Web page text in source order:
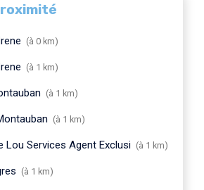
(à 0 km)
(à 1 km)
(à 1 km)
(à 1 km)
Lou Services Agent Exclusi (à 1 km)
(à 1 km)